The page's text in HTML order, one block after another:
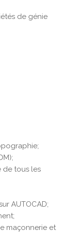
de génie
de tous les
AUTOCAD;
maçonnerie et